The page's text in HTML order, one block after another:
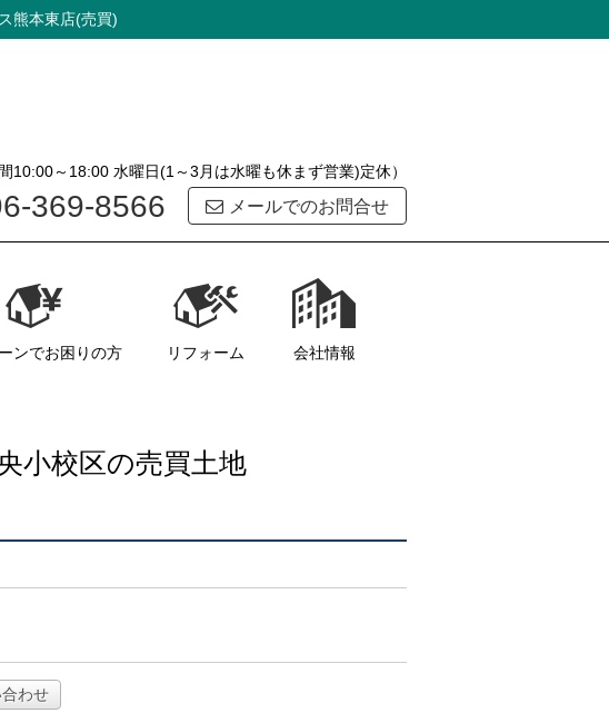
熊本東店(売買)
10:00～18:00 水曜日(1～3月は水曜も休まず営業)定休）
メールでのお問合せ
369-8566
ンでお困りの方 リフォーム 会社情報
小校区の売買土地
わせ